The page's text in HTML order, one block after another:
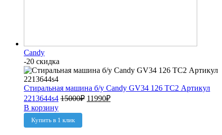
Candy
-20 скидка
Стиральная машина б/у Candy GV34 126 TC2 Артикул
2213644s4 15000₽ 11990₽
В корзину
Купить в 1 клик